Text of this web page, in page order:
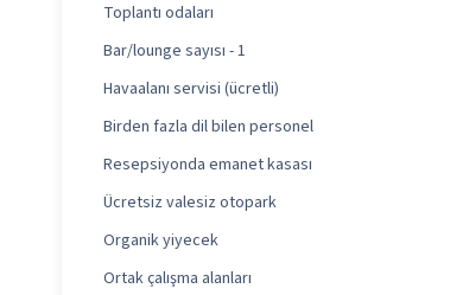
Toplantı odaları
Bar/lounge sayısı - 1
Havaalanı servisi (ücretli)
Birden fazla dil bilen personel
Resepsiyonda emanet kasası
Ücretsiz valesiz otopark
Organik yiyecek
Ortak çalışma alanları